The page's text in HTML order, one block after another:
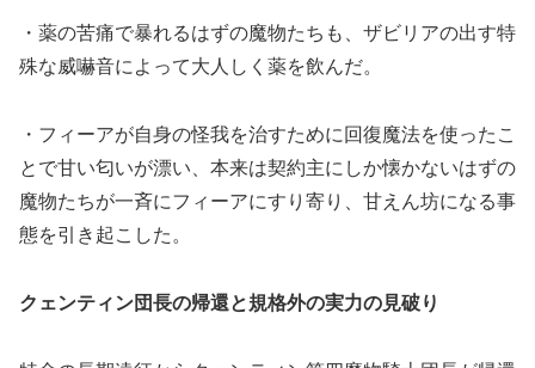
・薬の苦痛で暴れるはずの魔物たちも、ザビリアの出す特
殊な威嚇音によって大人しく薬を飲んだ。
・フィーアが自身の怪我を治すために回復魔法を使ったこ
とで甘い匂いが漂い、本来は契約主にしか懐かないはずの
魔物たちが一斉にフィーアにすり寄り、甘えん坊になる事
態を引き起こした。
クェンティン団長の帰還と規格外の実力の見破り